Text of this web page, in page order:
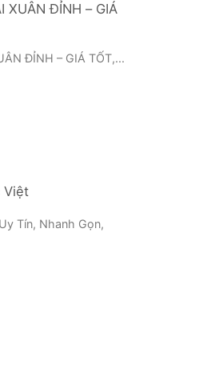
XUÂN ĐỈNH – GIÁ
ĐỈNH – GIÁ TỐT,...
Việt
Tín, Nhanh Gọn,